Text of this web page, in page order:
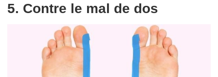
5. Contre le mal de dos